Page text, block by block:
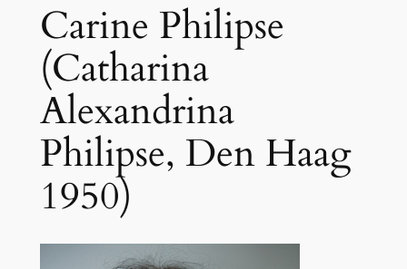
Carine Philipse
(Catharina
Alexandrina
Philipse, Den Haag
1950)